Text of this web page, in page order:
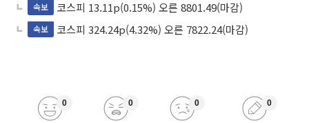
속보 코스피 13.11p(0.15%) 오른 8801.49(마감)
속보 코스피 324.24p(4.32%) 오른 7822.24(마감)
0 0 0 0